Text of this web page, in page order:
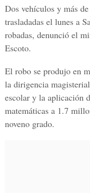
Dos vehículos y más
trasladadas el lunes a
robadas, denunció el
Escoto.
El robo se produjo en
la dirigencia
escolar y la aplicación
matemáticas a 1.7
noveno grado.